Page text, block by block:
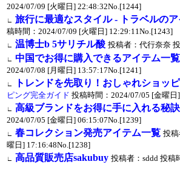
2024/07/09 [火曜日] 22:48:32No.[1244]
∟ 旅行に最適なスタイル - トラベルの
稿時間：2024/07/09 [火曜日] 12:29:11No.[1243]
∟ 温博士b 5サリチル酸 投稿者：代行奈奈
∟ 中国でお得に購入できるアイテム一覧
2024/07/08 [月曜日] 13:57:17No.[1241]
∟ トレンドを先取り！おしゃれショッ
ピング完全ガイド 投稿時間：2024/07/05 [金曜日
∟ 高級ブランドをお得に手に入れる秘訣
2024/07/05 [金曜日] 06:15:07No.[1239]
∟ 春コレクション発売アイテム一覧 投稿
曜日] 17:16:48No.[1238]
∟ 高品質販売店sakubuy 投稿者：sddd 投稿